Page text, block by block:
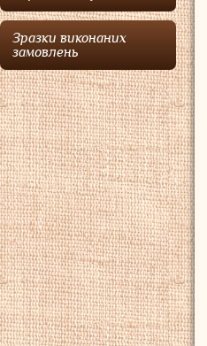
Зразки виконаних
замовлень